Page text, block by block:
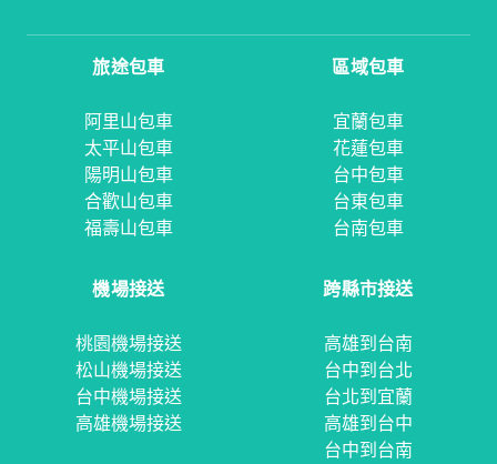
旅途包車
阿里山包車
太平山包車
陽明山包車
合歡山包車
福壽山包車
區域包車
宜蘭包車
花蓮包車
台中包車
台東包車
台南包車
機場接送
桃園機場接送
松山機場接送
台中機場接送
高雄機場接送
跨縣市接送
高雄到台南
台中到台北
台北到宜蘭
高雄到台中
台中到台南